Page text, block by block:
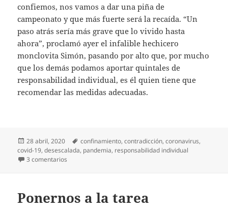
confiemos, nos vamos a dar una piña de
campeonato y que más fuerte será la recaída. “Un
paso atrás sería más grave que lo vivido hasta
ahora”, proclamó ayer el infalible hechicero
monclovita Simón, pasando por alto que, por mucho
que los demás podamos aportar quintales de
responsabilidad individual, es él quien tiene que
recomendar las medidas adecuadas.
Publicado
el
28 abril, 2020 Etiquetas
confinamiento,contradicción,coronavirus,
covid-19,desescalada, pandemia, responsabilidad individual
3 comentarios
Ponernos a la tarea